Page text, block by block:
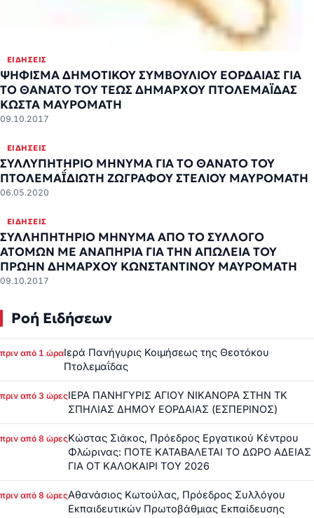
ΕΙΔΉΣΕΙΣ
ΨΗΦΙΣΜΑ ΔΗΜΟΤΙΚΟΥ ΣΥΜΒΟΥΛΙΟΥ ΕΟΡΔΑΙΑΣ ΓΙΑ
ΤΟ ΘΑΝΑΤΟ ΤΟΥ ΤΕΩΣ ΔΗΜΑΡΧΟΥ ΠΤΟΛΕΜΑΪΔΑΣ
ΚΩΣΤΑ ΜΑΥΡΟΜΑΤΗ
09.10.2017
ΕΙΔΉΣΕΙΣ
ΣΥΛΛΥΠΗΤΗΡΙΟ ΜΗΝΥΜΑ ΓΙΑ ΤΟ ΘΑΝΑΤΟ ΤΟΥ
ΠΤΟΛΕΜΑΪ́ΔΙΩΤΗ ΖΩΓΡΑΦΟΥ ΣΤΕΛΙΟΥ ΜΑΥΡΟΜΑΤΗ
06.05.2020
ΕΙΔΉΣΕΙΣ
ΣΥΛΛΗΠΗΤΗΡΙΟ ΜΗΝΥΜΑ ΑΠΟ ΤΟ ΣΥΛΛΟΓΟ
ΑΤΟΜΩΝ ΜΕ ΑΝΑΠΗΡΙΑ ΓΙΑ ΤΗΝ ΑΠΩΛΕΙΑ ΤΟΥ
ΠΡΩΗΝ ΔΗΜΑΡΧΟΥ ΚΩΝΣΤΑΝΤΙΝΟΥ ΜΑΥΡΟΜΑΤΗ
09.10.2017
Ροή Ειδήσεων
πριν από 1 ώραΙερά Πανήγυρις Κοιμήσεως της Θεοτόκου
Πτολεμαΐδας
πριν από 3 ώρεςΙΕΡΑ ΠΑΝΗΓΥΡΙΣ ΑΓΙΟΥ ΝΙΚΑΝΟΡΑ ΣΤΗΝ ΤΚ
ΣΠΗΛΙΑΣ ΔΗΜΟΥ ΕΟΡΔΑΙΑΣ (ΕΣΠΕΡΙΝΟΣ)
πριν από 8 ώρεςΚώστας Σιάκος, Πρόεδρος Εργατικού Κέντρου
Φλώρινας: ΠΟΤΕ ΚΑΤΑΒΑΛΕΤΑΙ ΤΟ ΔΩΡΟ ΑΔΕΙΑΣ
ΓΙΑ ΟΤ ΚΑΛΟΚΑΙΡΙ ΤΟΥ 2026
πριν από 8 ώρεςΑθανάσιος Κωτούλας, Πρόεδρος Συλλόγου
Εκπαιδευτικών Πρωτοβάθμιας Εκπαίδευσης